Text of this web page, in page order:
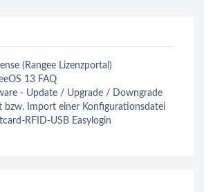
(Rangee Lizenzportal)
13 FAQ
- Update / Upgrade / Downgrade
bzw. Import einer Konfigurationsdatei
RFID-USB Easylogin